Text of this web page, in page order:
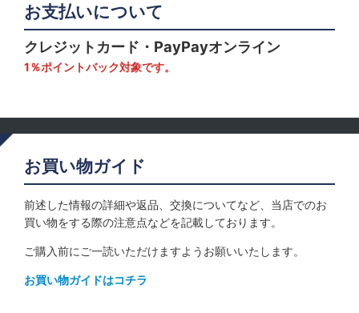
お支払いについて
クレジットカード・PayPayオンライン
1％ポイントバック対象です。
お買い物ガイド
前述した情報の詳細や返品、交換についてなど、当店でのお
買い物をする際の注意点などを記載しております。
ご購入前にご一読いただけますようお願いいたします。
お買い物ガイドはコチラ